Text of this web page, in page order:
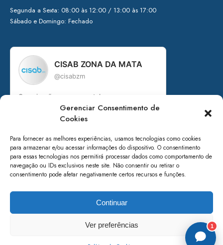
Gerenciar Consentimento de
Cookies
Para fornecer as melhores experiências, usamos tecnologias como cookies
para armazenar e/ou acessar informações do dispositivo. O consentimento
para essas tecnologias nos permitirá processar dados como comportamento de
navegação ou IDs exclusivos neste site. Não consentir ou retirar o
consentimento pode afetar negativamente certos recursos e funções.
Continuar
Ver preferências
Segunda a Sexta: 08:00 às 12:00 / 13:00 às 17:00
Sábado e Domingo: Fechado
CISAB ZONA DA MATA
@cisabzm
Organização governamental
Consórcio Intermunicipal de Saneamento
Básico da Zona da Mata de Minas Gerais
Acesse nossos canais:
linktr.ee/cisabzm5636
1